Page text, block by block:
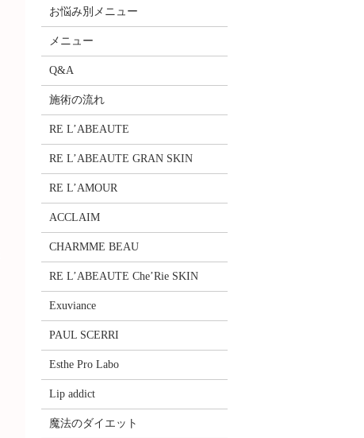
お悩み別メニュー
メニュー
Q&A
施術の流れ
RE L’ABEAUTE
RE L’ABEAUTE GRAN SKIN
RE L’AMOUR
ACCLAIM
CHARMME BEAU
RE L’ABEAUTE Che’Rie SKIN
Exuviance
PAUL SCERRI
Esthe Pro Labo
Lip addict
魔法のダイエット